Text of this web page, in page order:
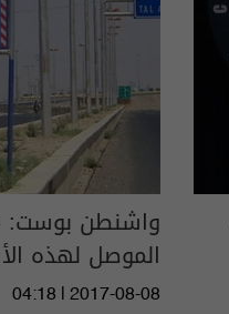
واشنطن بوست:
الموصل لهذه
04:18 | 2017-08-08